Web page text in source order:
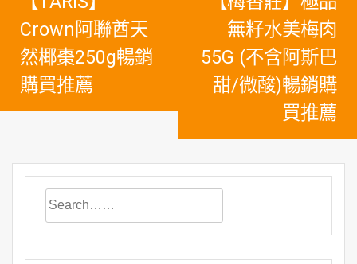
覽Crown阿聯酋天
然椰棗250g暢銷
購買推薦
無籽水美梅肉
55G (不含阿斯巴
甜/微酸)暢銷購
買推薦